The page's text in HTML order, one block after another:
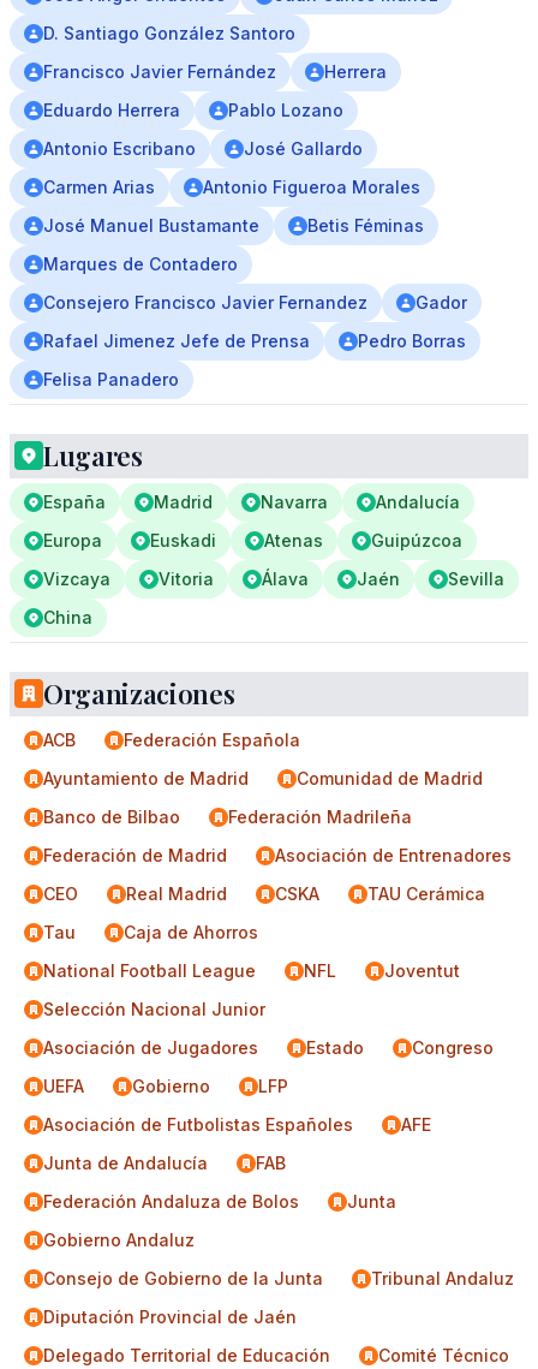
D. Santiago González Santoro
Francisco Javier Fernández
Herrera
Eduardo Herrera
Pablo Lozano
Antonio Escribano
José Gallardo
Carmen Arias
Antonio Figueroa Morales
José Manuel Bustamante
Betis Féminas
Marques de Contadero
Consejero Francisco Javier Fernandez
Gador
Rafael Jimenez Jefe de Prensa
Pedro Borras
Felisa Panadero
Lugares
España Madrid Navarra
Andalucía
Europa
Euskadi Atenas
Guipúzcoa
Vizcaya
Vitoria Álava Jaén
Sevilla
China
Organizaciones
ACB
Federación Española
Ayuntamiento de Madrid
Comunidad de Madrid
Banco de Bilbao
Federación Madrileña
Federación de Madrid
Asociación de Entrenadores
CEO
Real Madrid CSKA
TAU Cerámica
Tau
Caja de Ahorros
National Football League
NFL
Joventut
Selección Nacional Junior
Asociación de Jugadores
Estado
Congreso
UEFA
Gobierno
LFP
Asociación de Futbolistas Españoles
AFE
Junta de Andalucía
FAB
Federación Andaluza de Bolos
Junta
Gobierno Andaluz
Consejo de Gobierno de la Junta
Tribunal Andaluz
Diputación Provincial de Jaén
Delegado Territorial de Educación
Comité Técnico